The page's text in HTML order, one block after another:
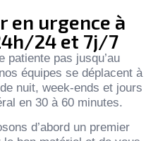
en urgence à
24 et 7j/7
patiente pas jusqu’au
équipes se déplacent à
nuit, week-ends et jours
en 30 à 60 minutes.
d’abord un premier